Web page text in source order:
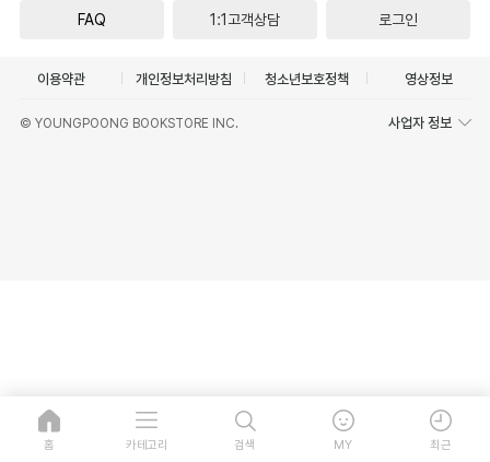
FAQ 1:1고객상담 로그인
이용약관 개인정보처리방침 청소년보호정책 영상정보
© YOUNGPOONG BOOKSTORE INC. 사업자 정보
홈 카테고리 검색 MY 최근